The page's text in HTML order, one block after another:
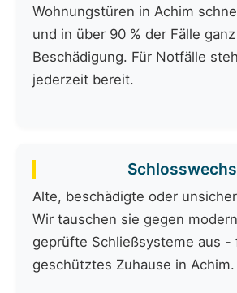
Wohnungstüren in Achim
und in über 90 % der Fälle
Beschädigung. Für Notfälle
jederzeit bereit.
Alte, beschädigte oder
Wir tauschen sie gegen
geprüfte Schließsysteme aus -
geschütztes Zuhause in Achim.